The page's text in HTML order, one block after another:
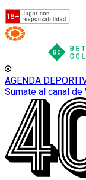
AGENDA
Sumate al canal de